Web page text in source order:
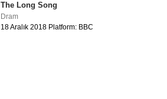
The Long Song
Dram
18 Aralık 2018 Platform: BBC